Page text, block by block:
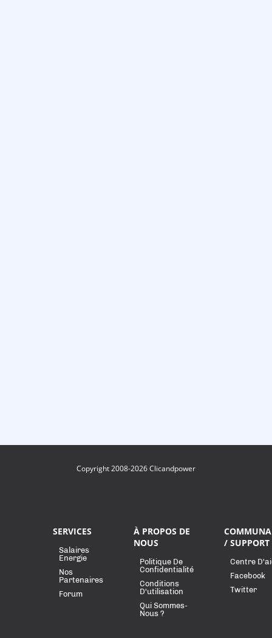
Copyright 2008-2026 Clicandpower
SERVICES
Salaires
Energie
Nos
Partenaires
Forum
À PROPOS DE
NOUS
Politique De
Confidentialité
Conditions
D'utilisation
Qui Sommes-
Nous ?
/ SUPPORT
Centre
Facebook
Twitter